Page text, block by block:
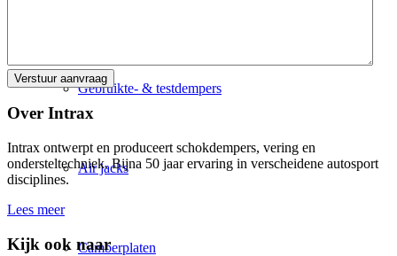
Gebruikte- & testdempers
Air jacks
Camberplaten
Over Intrax
Intrax ontwerpt en produceert schokdempers, vering en
ondersteltechniek. Bijna 50 jaar ervaring in verscheidene autosport
disciplines.
Lees meer
Kijk ook naar